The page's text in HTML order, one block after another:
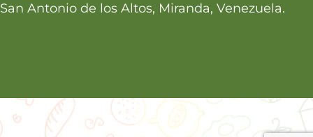
San Antonio de los Altos, Miranda, Venezuela.